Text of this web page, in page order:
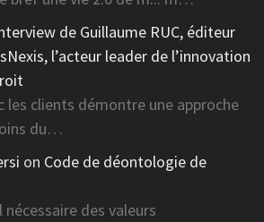
de Guillaume RUC, éditeur
l’acteur leader de l’innovation
les clients démontre une approche
du…
on Code de déontologie de
nécessaire des valeurs